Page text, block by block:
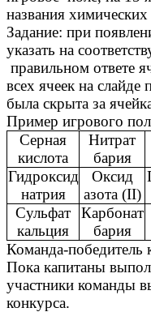
названия
Задание: при
указать на
правильном ответе
всех ячеек на слайде
была скрыта за
Пример игрового
Серная
кислота
Нитрат
бария
Гидроксид
натрия
Оксид
азота (II)
Сульфат
кальция
Карбонат
бария
Команда-победитель
Пока капитаны
участники команды
конкурса.